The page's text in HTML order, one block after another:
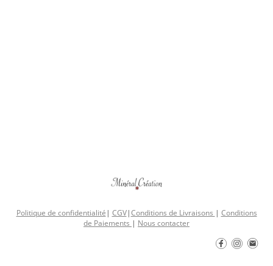
Politique de confidentialité | CGV|Conditions de Livraisons | Conditions
de Paiements | Nous contacter